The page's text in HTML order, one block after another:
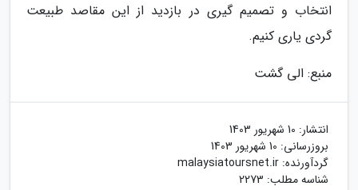
انتخاب و تصمیم گیری در بازدید از این مقاصد طبیعت
گردی یاری کنیم.
منبع: الی گشت
انتشار: 10 شهریور 1403
بروزرسانی: 10 شهریور 1403
گردآورنده: malaysiatoursnet.ir
شناسه مطلب: 2273